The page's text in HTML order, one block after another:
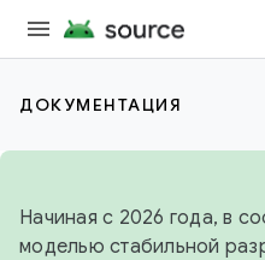
ДОКУМЕНТАЦИЯ
Начиная с 2026 года, в
моделью стабильной